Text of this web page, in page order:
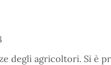
degli agricoltori. Si è